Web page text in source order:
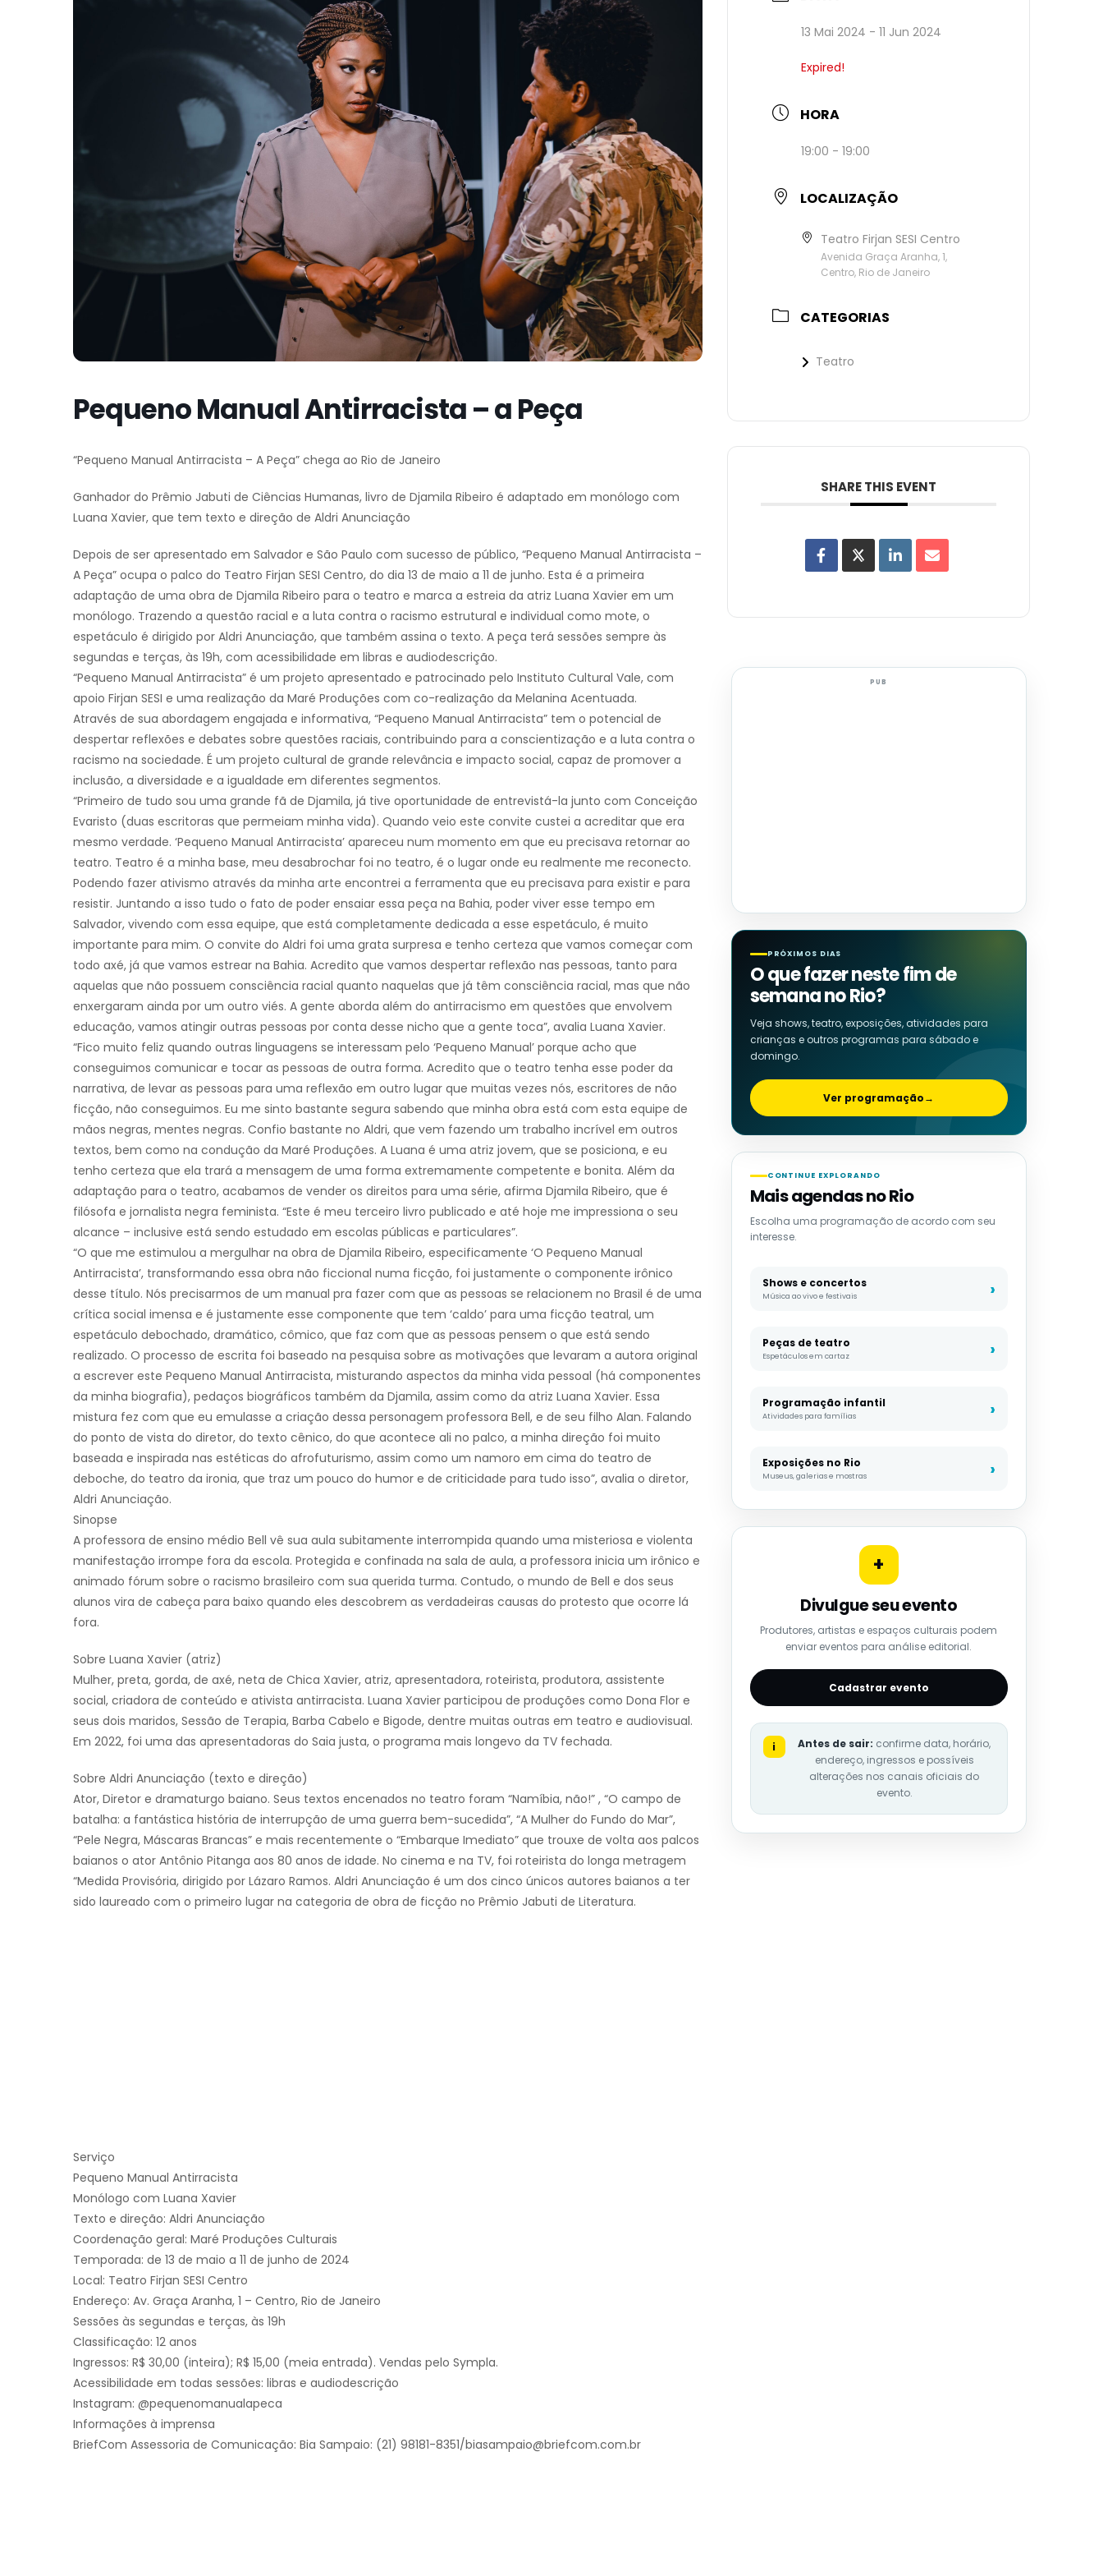
Pequeno Manual Antirracista – a Peça
“Pequeno Manual Antirracista – A Peça” chega ao Rio de Janeiro
Ganhador do Prêmio Jabuti de Ciências Humanas, livro de Djamila Ribeiro é adaptado em monólogo com
Luana Xavier, que tem texto e direção de Aldri Anunciação
Depois de ser apresentado em Salvador e São Paulo com sucesso de público, “Pequeno Manual Antirracista –
A Peça” ocupa o palco do Teatro Firjan SESI Centro, do dia 13 de maio a 11 de junho. Esta é a primeira
adaptação de uma obra de Djamila Ribeiro para o teatro e marca a estreia da atriz Luana Xavier em um
monólogo. Trazendo a questão racial e a luta contra o racismo estrutural e individual como mote, o
espetáculo é dirigido por Aldri Anunciação, que também assina o texto. A peça terá sessões sempre às
segundas e terças, às 19h, com acessibilidade em libras e audiodescrição.
“Pequeno Manual Antirracista” é um projeto apresentado e patrocinado pelo Instituto Cultural Vale, com
apoio Firjan SESI e uma realização da Maré Produções com co-realização da Melanina Acentuada.
Através de sua abordagem engajada e informativa, “Pequeno Manual Antirracista” tem o potencial de
despertar reflexões e debates sobre questões raciais, contribuindo para a conscientização e a luta contra o
racismo na sociedade. É um projeto cultural de grande relevância e impacto social, capaz de promover a
inclusão, a diversidade e a igualdade em diferentes segmentos.
“Primeiro de tudo sou uma grande fã de Djamila, já tive oportunidade de entrevistá-la junto com Conceição
Evaristo (duas escritoras que permeiam minha vida). Quando veio este convite custei a acreditar que era
mesmo verdade. ‘Pequeno Manual Antirracista’ apareceu num momento em que eu precisava retornar ao
teatro. Teatro é a minha base, meu desabrochar foi no teatro, é o lugar onde eu realmente me reconecto.
Podendo fazer ativismo através da minha arte encontrei a ferramenta que eu precisava para existir e para
resistir. Juntando a isso tudo o fato de poder ensaiar essa peça na Bahia, poder viver esse tempo em
Salvador, vivendo com essa equipe, que está completamente dedicada a esse espetáculo, é muito
importante para mim. O convite do Aldri foi uma grata surpresa e tenho certeza que vamos começar com
todo axé, já que vamos estrear na Bahia. Acredito que vamos despertar reflexão nas pessoas, tanto para
aquelas que não possuem consciência racial quanto naquelas que já têm consciência racial, mas que não
enxergaram ainda por um outro viés. A gente aborda além do antirracismo em questões que envolvem
educação, vamos atingir outras pessoas por conta desse nicho que a gente toca”, avalia Luana Xavier.
“Fico muito feliz quando outras linguagens se interessam pelo ‘Pequeno Manual’ porque acho que
conseguimos comunicar e tocar as pessoas de outra forma. Acredito que o teatro tenha esse poder da
narrativa, de levar as pessoas para uma reflexão em outro lugar que muitas vezes nós, escritores de não
ficção, não conseguimos. Eu me sinto bastante segura sabendo que minha obra está com esta equipe de
mãos negras, mentes negras. Confio bastante no Aldri, que vem fazendo um trabalho incrível em outros
textos, bem como na condução da Maré Produções. A Luana é uma atriz jovem, que se posiciona, e eu
tenho certeza que ela trará a mensagem de uma forma extremamente competente e bonita. Além da
adaptação para o teatro, acabamos de vender os direitos para uma série, afirma Djamila Ribeiro, que é
filósofa e jornalista negra feminista. “Este é meu terceiro livro publicado e até hoje me impressiona o seu
alcance – inclusive está sendo estudado em escolas públicas e particulares”.
“O que me estimulou a mergulhar na obra de Djamila Ribeiro, especificamente ‘O Pequeno Manual
Antirracista’, transformando essa obra não ficcional numa ficção, foi justamente o componente irônico
desse título. Nós precisarmos de um manual pra fazer com que as pessoas se relacionem no Brasil é de uma
crítica social imensa e é justamente esse componente que tem ‘caldo’ para uma ficção teatral, um
espetáculo debochado, dramático, cômico, que faz com que as pessoas pensem o que está sendo
realizado. O processo de escrita foi baseado na pesquisa sobre as motivações que levaram a autora original
a escrever este Pequeno Manual Antirracista, misturando aspectos da minha vida pessoal (há componentes
da minha biografia), pedaços biográficos também da Djamila, assim como da atriz Luana Xavier. Essa
mistura fez com que eu emulasse a criação dessa personagem professora Bell, e de seu filho Alan. Falando
do ponto de vista do diretor, do texto cênico, do que acontece ali no palco, a minha direção foi muito
baseada e inspirada nas estéticas do afrofuturismo, assim como um namoro em cima do teatro de
deboche, do teatro da ironia, que traz um pouco do humor e de criticidade para tudo isso”, avalia o diretor,
Aldri Anunciação.
Sinopse
A professora de ensino médio Bell vê sua aula subitamente interrompida quando uma misteriosa e violenta
manifestação irrompe fora da escola. Protegida e confinada na sala de aula, a professora inicia um irônico e
animado fórum sobre o racismo brasileiro com sua querida turma. Contudo, o mundo de Bell e dos seus
alunos vira de cabeça para baixo quando eles descobrem as verdadeiras causas do protesto que ocorre lá
fora.
Sobre Luana Xavier (atriz)
Mulher, preta, gorda, de axé, neta de Chica Xavier, atriz, apresentadora, roteirista, produtora, assistente
social, criadora de conteúdo e ativista antirracista. Luana Xavier participou de produções como Dona Flor e
seus dois maridos, Sessão de Terapia, Barba Cabelo e Bigode, dentre muitas outras em teatro e audiovisual.
Em 2022, foi uma das apresentadoras do Saia justa, o programa mais longevo da TV fechada.
Sobre Aldri Anunciação (texto e direção)
Ator, Diretor e dramaturgo baiano. Seus textos encenados no teatro foram “Namíbia, não!” , “O campo de
batalha: a fantástica história de interrupção de uma guerra bem-sucedida”, “A Mulher do Fundo do Mar”,
“Pele Negra, Máscaras Brancas” e mais recentemente o “Embarque Imediato” que trouxe de volta aos palcos
baianos o ator Antônio Pitanga aos 80 anos de idade. No cinema e na TV, foi roteirista do longa metragem
“Medida Provisória, dirigido por Lázaro Ramos. Aldri Anunciação é um dos cinco únicos autores baianos a ter
sido laureado com o primeiro lugar na categoria de obra de ficção no Prêmio Jabuti de Literatura.
Serviço
Pequeno Manual Antirracista
Monólogo com Luana Xavier
Texto e direção: Aldri Anunciação
Coordenação geral: Maré Produções Culturais
Temporada: de 13 de maio a 11 de junho de 2024
Local: Teatro Firjan SESI Centro
Endereço: Av. Graça Aranha, 1 – Centro, Rio de Janeiro
Sessões às segundas e terças, às 19h
Classificação: 12 anos
Ingressos: R$ 30,00 (inteira); R$ 15,00 (meia entrada). Vendas pelo Sympla.
Acessibilidade em todas sessões: libras e audiodescrição
Instagram: @pequenomanualapeca
Informações à imprensa
BriefCom Assessoria de Comunicação: Bia Sampaio: (21) 98181-8351/biasampaio@briefcom.com.br
13 Mai 2024 - 11 Jun 2024
Expired!
HORA
19:00 - 19:00
LOCALIZAÇÃO
Teatro Firjan SESI Centro
Avenida Graça Aranha, 1,
Centro, Rio de Janeiro
CATEGORIAS
Teatro
SHARE THIS EVENT
PUB
PRÓXIMOS DIAS
O que fazer neste fim de
semana no Rio?
Veja shows, teatro, exposições, atividades para
crianças e outros programas para sábado e
domingo.
Ver programação→
CONTINUE EXPLORANDO
Mais agendas no Rio
Escolha uma programação de acordo com seu
interesse.
Shows e concertos
Música ao vivo e festivais
Peças de teatro
Espetáculos em cartaz
Programação infantil
Atividades para famílias
Exposições no Rio
Museus, galerias e mostras
+
Divulgue seu evento
Produtores, artistas e espaços culturais podem
enviar eventos para análise editorial.
Cadastrar evento
i Antes de sair: confirme data, horário,
endereço, ingressos e possíveis
alterações nos canais oficiais do
evento.